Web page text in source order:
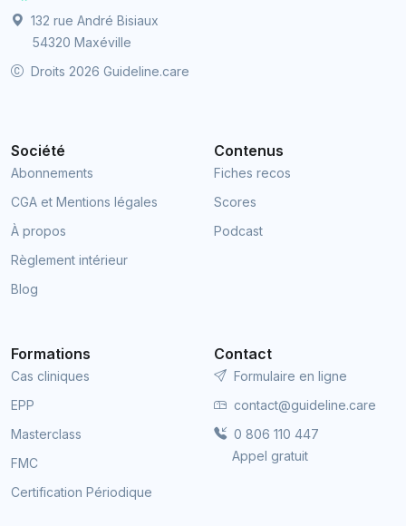
132 rue André Bisiaux
54320 Maxéville
Droits 2026 Guideline.care
Société
Abonnements
CGA et Mentions légales
À propos
Règlement intérieur
Blog
Contenus
Fiches recos
Scores
Podcast
Formations
Cas cliniques
EPP
Masterclass
FMC
Certification Périodique
Contact
Formulaire en ligne
contact@guideline.care
0 806 110 447
Appel gratuit